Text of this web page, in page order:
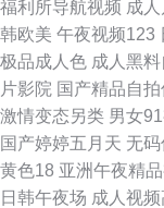
福利所导航视频 成
韩欧美 午夜视频123
极品成人色 成人黑
片影院 国产精品自拍
激情变态另类 男女
国产婷婷五月天 无
黄色18 亚洲午夜精
日韩午夜场 成人视